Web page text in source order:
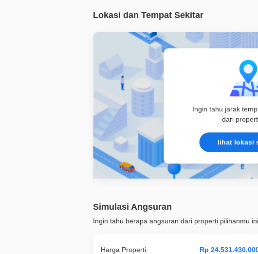
Lokasi dan Tempat Sekitar
Ingin tahu jarak
dari
lihat lokasi
Simulasi Angsuran
Ingin tahu berapa angsuran dari properti pilihanmu
Harga Properti